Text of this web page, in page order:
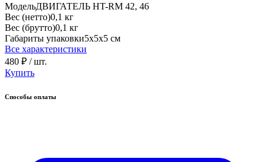
МодельДВИГАТЕЛЬ HT-RM 42, 46
Вес (нетто)0,1 кг
Вес (брутто)0,1 кг
Габариты упаковки5х5х5 см
Все характеристики
480 ₽ / шт.
Купить
Способы оплаты